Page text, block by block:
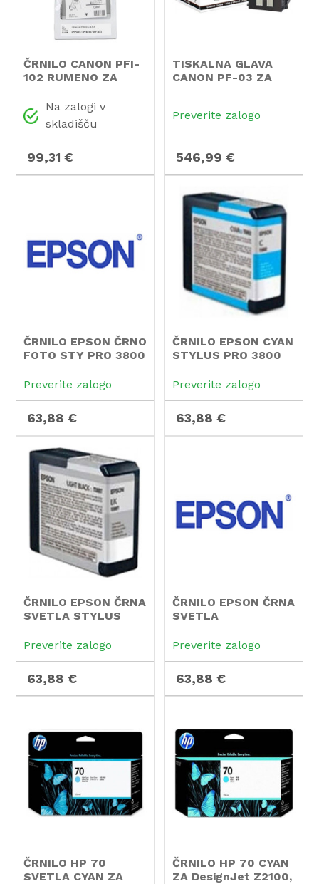
ČRNILO CANON PFI-
102 RUMENO ZA
Na zalogi v
skladišču
99,31 €
TISKALNA GLAVA
CANON PF-03 ZA
Preverite zalogo
546,99 €
ČRNILO EPSON ČRNO
FOTO STY PRO 3800
Preverite zalogo
63,88 €
ČRNILO EPSON CYAN
STYLUS PRO 3800
Preverite zalogo
63,88 €
ČRNILO EPSON ČRNA
SVETLA STYLUS
Preverite zalogo
63,88 €
ČRNILO EPSON ČRNA
SVETLA
Preverite zalogo
63,88 €
ČRNILO HP 70
SVETLA CYAN ZA
ČRNILO HP 70 CYAN
ZA DesignJet Z2100,